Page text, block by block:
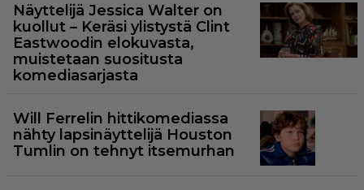
Näyttelijä Jessica Walter on
kuollut – Keräsi ylistystä Clint
Eastwoodin elokuvasta,
muistetaan suositusta
komediasarjasta
Will Ferrelin hittikomediassa
nähty lapsinäyttelijä Houston
Tumlin on tehnyt itsemurhan